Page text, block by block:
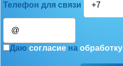
Телефон для связи
Даю согласие на